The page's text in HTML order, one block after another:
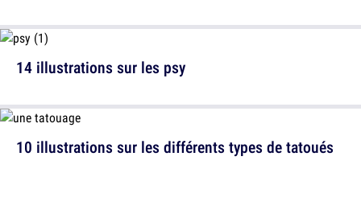
10 illustrations sur les différents types de tatoués
14 illustrations sur les psy